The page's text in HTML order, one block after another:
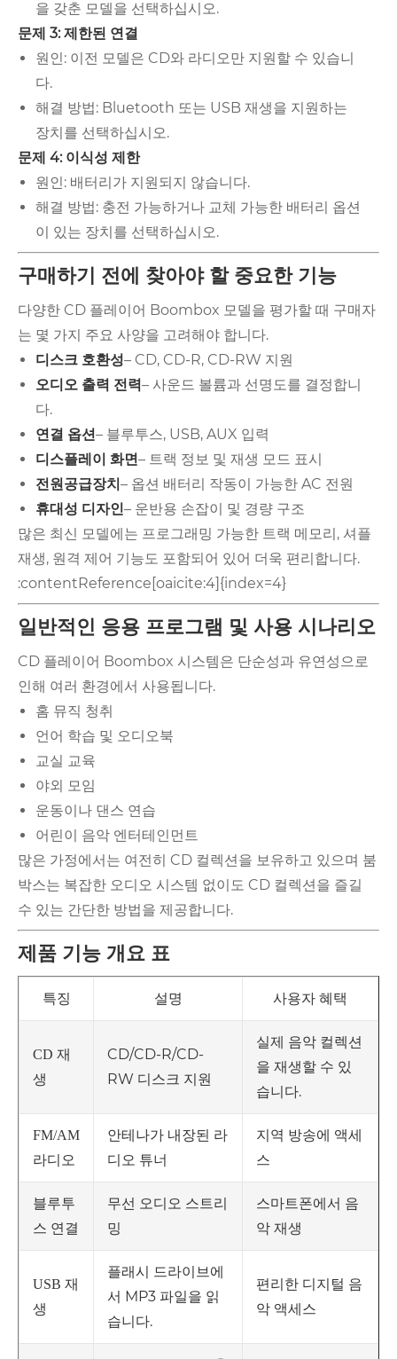
을 갖춘 모델을 선택하십시오.
문제 3: 제한된 연결
원인: 이전 모델은 CD와 라디오만 지원할 수 있습니
다.
해결 방법: Bluetooth 또는 USB 재생을 지원하는
장치를 선택하십시오.
문제 4: 이식성 제한
원인: 배터리가 지원되지 않습니다.
해결 방법: 충전 가능하거나 교체 가능한 배터리 옵션
이 있는 장치를 선택하십시오.
구매하기 전에 찾아야 할 중요한 기능
다양한 CD 플레이어 Boombox 모델을 평가할 때 구매자
는 몇 가지 주요 사양을 고려해야 합니다.
디스크 호환성– CD, CD-R, CD-RW 지원
오디오 출력 전력– 사운드 볼륨과 선명도를 결정합니
다.
연결 옵션– 블루투스, USB, AUX 입력
디스플레이 화면– 트랙 정보 및 재생 모드 표시
전원공급장치– 옵션 배터리 작동이 가능한 AC 전원
휴대성 디자인– 운반용 손잡이 및 경량 구조
많은 최신 모델에는 프로그래밍 가능한 트랙 메모리, 셔플
재생, 원격 제어 기능도 포함되어 있어 더욱 편리합니다.
:contentReference[oaicite:4]{index=4}
일반적인 응용 프로그램 및 사용 시나리오
CD 플레이어 Boombox 시스템은 단순성과 유연성으로
인해 여러 환경에서 사용됩니다.
홈 뮤직 청취
언어 학습 및 오디오북
교실 교육
야외 모임
운동이나 댄스 연습
어린이 음악 엔터테인먼트
많은 가정에서는 여전히 CD 컬렉션을 보유하고 있으며 붐
박스는 복잡한 오디오 시스템 없이도 CD 컬렉션을 즐길
수 있는 간단한 방법을 제공합니다.
제품 기능 개요 표
특징 설명 사용자 혜택
CD 재
생
CD/CD-R/CD-
RW 디스크 지원
실제 음악 컬렉션
을 재생할 수 있
습니다.
FM/AM
라디오
안테나가 내장된 라
디오 튜너
지역 방송에 액세
스
블루투
스 연결
무선 오디오 스트리
밍
스마트폰에서 음
악 재생
USB 재
생
플래시 드라이브에
서 MP3 파일을 읽
습니다.
편리한 디지털 음
악 액세스